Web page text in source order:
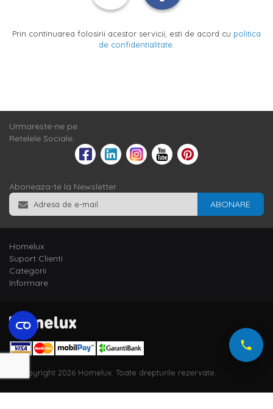
Prin continuarea folosirii acestor servicii, esti de acord cu politica
de confidentialitate
Urmareste-ne pe
Retelele Sociale:
Aboneaza-te la Newsletter
ABONARE
Homelux
Suport Clienti
Categorii
Informare
© Copyright 2026 Homelux. Toate drepturile rezervate.